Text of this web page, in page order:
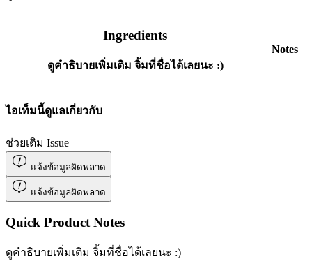
Ingredients
ดูคำธิบายเพิ่มเติม จิ้มที่ชื่อได้เลยนะ :)
Notes
ไอเท็มนี้ดูแลเกี่ยวกับ
ช่วยเติม Issue
แจ้งข้อมูลผิดพลาด
แจ้งข้อมูลผิดพลาด
Quick Product Notes
ดูคำธิบายเพิ่มเติม จิ้มที่ชื่อได้เลยนะ :)